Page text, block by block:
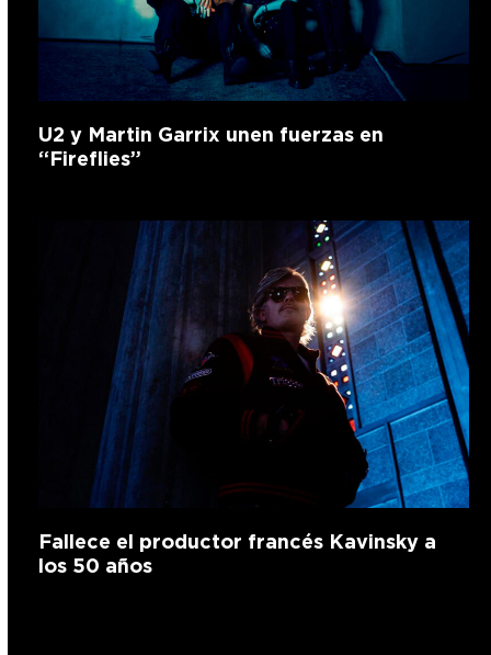
U2 y Martin Garrix unen fuerzas en
“Fireflies”
Fallece el productor francés Kavinsky a
los 50 años